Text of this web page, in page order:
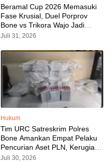
Beramal Cup 2026 Memasuki
Fase Krusial, Duel Porprov
Bone vs Trikora Wajo Jadi
Sorotan Malam Ini
Juli 31, 2026
Hukum
Tim URC Satreskrim Polres
Bone Amankan Empat Pelaku
Pencurian Aset PLN, Kerugian
Ditaksir Capai Rp 3 Milyar
Juli 30, 2026